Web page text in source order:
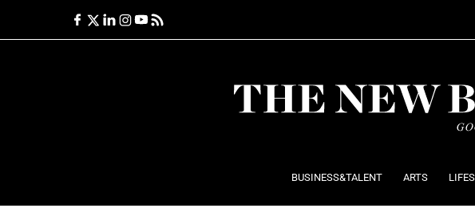
contenido
BUSINESS&TALENT ARTS